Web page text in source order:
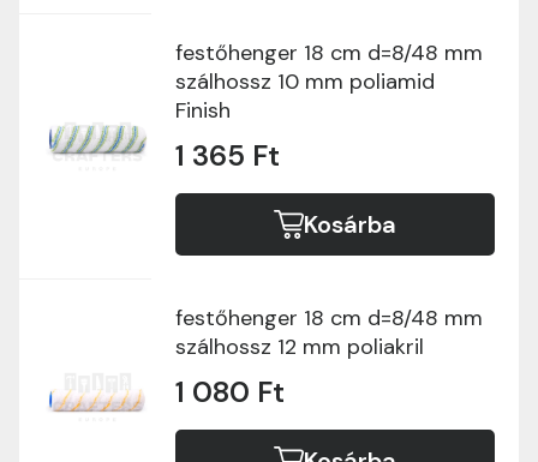
festőhenger 18 cm d=8/48 mm
szálhossz 10 mm poliamid
Finish
1 365 Ft
Kosárba
festőhenger 18 cm d=8/48 mm
szálhossz 12 mm poliakril
1 080 Ft